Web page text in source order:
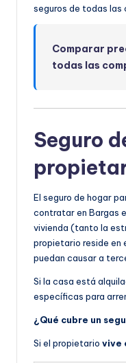
seguros de todas las
Comparar
todas las
Seguro
El seguro de hogar
contratar en Bargas
vivienda (tanto la
propietario reside en
puedan causar a
Si la casa está
específicas para
¿Qué cubre un
Si el propietario vive